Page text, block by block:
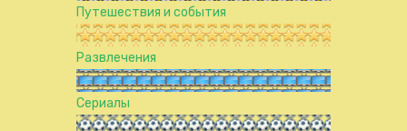
Путешествия и события
Развлечения
Сериалы